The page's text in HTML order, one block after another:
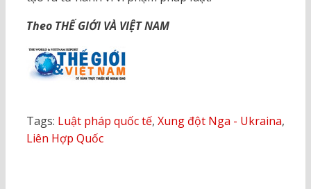
Theo THẾ GIỚI VÀ VIỆT NAM
Tags: Luật pháp quốc tế, Xung đột Nga - Ukraina,
Liên Hợp Quốc